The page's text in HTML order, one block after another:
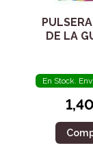
DE LA
En Stock.